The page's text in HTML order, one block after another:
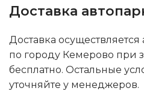
Доставка
Доставка
по городу Кемерово при
бесплатно. Остальные
уточняйте у менеджеров.